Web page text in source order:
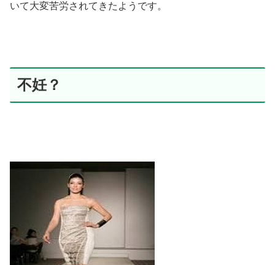
いて大変苦労されてきたようです。
不妊？